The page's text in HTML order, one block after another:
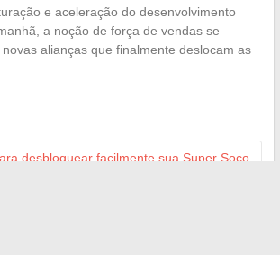
e aceleração do desenvolvimento
a noção de força de vendas se
alianças que finalmente deslocam as
desbloquear facilmente sua Super Soco